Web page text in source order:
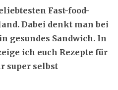
Fast-food-
Dabei denkt man bei
gesundes Sandwich. In
ich euch Rezepte für
super selbst